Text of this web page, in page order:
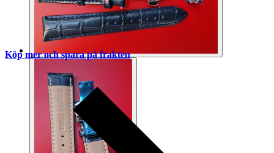
Köp mer och spara på frakten